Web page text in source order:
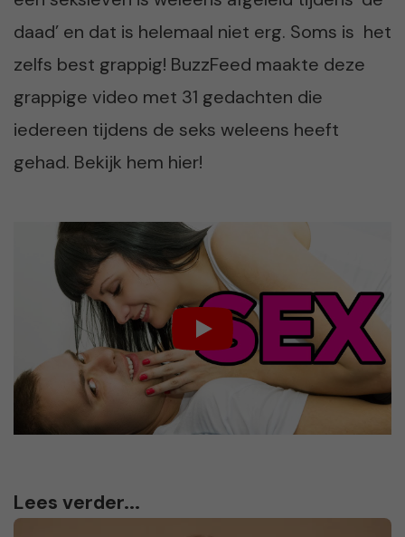
daad’ en dat is helemaal niet erg. Soms is het
zelfs best grappig! BuzzFeed maakte deze
grappige video met 31 gedachten die
iedereen tijdens de seks weleens heeft
gehad. Bekijk hem hier!
Lees verder...